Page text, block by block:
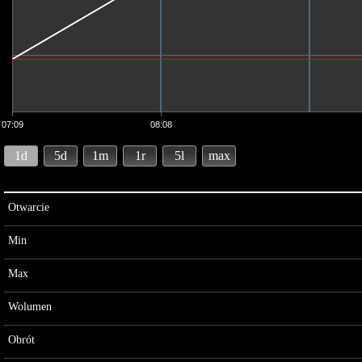
07:09 08:08
1d 5d 1m 1r 5l max
Otwarcie
Min
Max
Wolumen
Obrót